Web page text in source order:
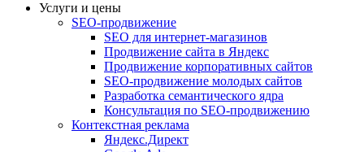
Услуги и цены
SEO-продвижение
SEO для интернет-магазинов
Продвижение сайта в Яндекс
Продвижение корпоративных сайтов
SEO-продвижение молодых сайтов
Разработка семантического ядра
Консультация по SEO-продвижению
Контекстная реклама
Яндекс.Директ